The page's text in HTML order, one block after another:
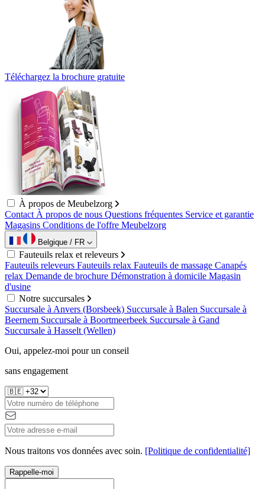
Téléchargez la brochure gratuite
À propos de Meubelzorg
Contact À propos de nous Questions fréquentes Service et garantie
Magasins Conditions de l'offre Meubelzorg
Belgique / FR
Fauteuils relax et releveurs
Fauteuils releveurs Fauteuils relax Fauteuils de massage Canapés
relax Demande de brochure Démonstration à domicile Magasin
d'usine
Notre succursales
Succursale à Anvers (Borsbeek) Succursale à Balen Succursale à
Beernem Succursale à Boortmeerbeek Succursale à Gand
Succursale à Hasselt (Wellen)
Oui, appelez-moi pour un conseil
sans engagement
Nous traitons vos données avec soin. [Politique de confidentialité]
Rappelle-moi